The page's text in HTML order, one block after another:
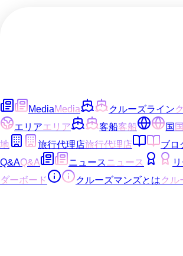
MediaMedia クルーズライン
エリアエリア 客船客船 国国
地
旅行代理店旅行代理店 ブロ
Q&AQ&A ニュース ニュース
ダーボード
クルーズマンズとはクル